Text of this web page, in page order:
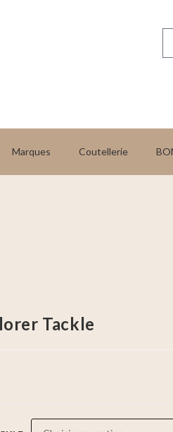
Marques Coutellerie
Tackle